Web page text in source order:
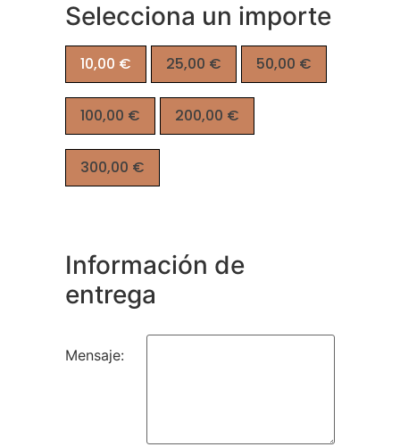
Selecciona un importe
10,00 € 25,00 € 50,00 €
100,00 € 200,00 €
300,00 €
Información de
entrega
Mensaje: